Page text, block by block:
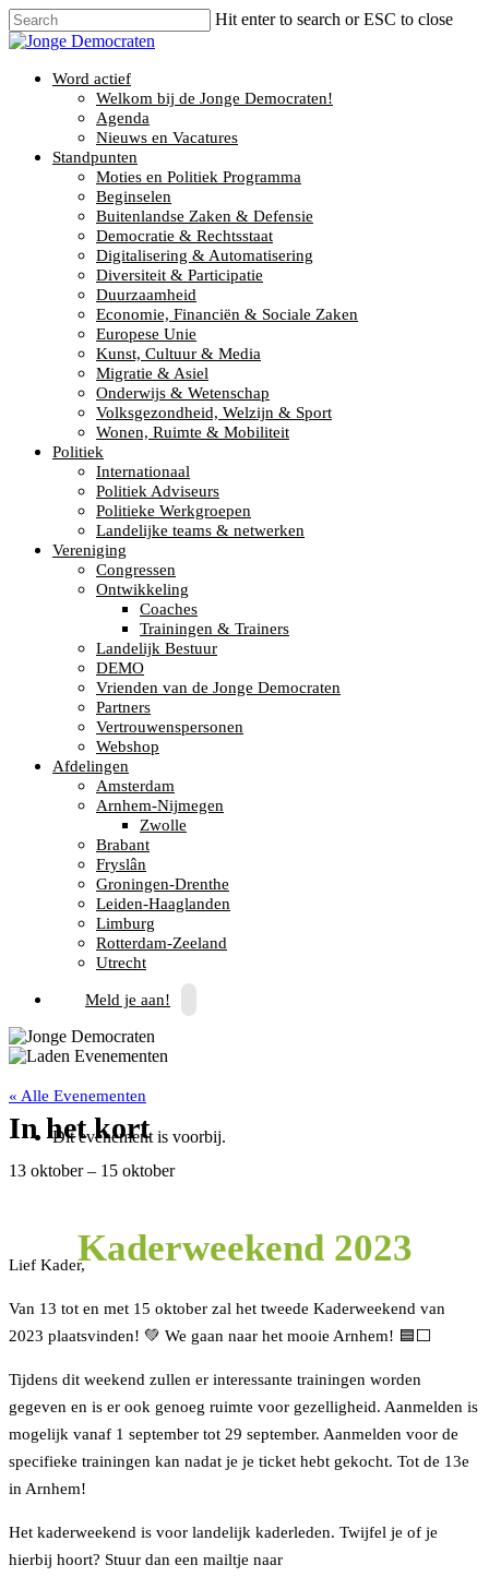
Hit enter to search or ESC to close
Word actief
Welkom bij de Jonge Democraten!
Agenda
Nieuws en Vacatures
Standpunten
Moties en Politiek Programma
Beginselen
Buitenlandse Zaken & Defensie
Democratie & Rechtsstaat
Digitalisering & Automatisering
Diversiteit & Participatie
Duurzaamheid
Economie, Financiën & Sociale Zaken
Europese Unie
Kunst, Cultuur & Media
Migratie & Asiel
Onderwijs & Wetenschap
Volksgezondheid, Welzijn & Sport
Wonen, Ruimte & Mobiliteit
Politiek
Internationaal
Politiek Adviseurs
Politieke Werkgroepen
Landelijke teams & netwerken
Vereniging
Congressen
Ontwikkeling
Coaches
Trainingen & Trainers
Landelijk Bestuur
DEMO
Vrienden van de Jonge Democraten
Partners
Vertrouwenspersonen
Webshop
Afdelingen
Amsterdam
Arnhem-Nijmegen
Zwolle
Brabant
Fryslân
Groningen-Drenthe
Leiden-Haaglanden
Limburg
Rotterdam-Zeeland
Utrecht
Meld je aan!
« Alle Evenementen
Dit evenement is voorbij.
Kaderweekend 2023
In het kort
13 oktober– 15 oktober
Lief Kader,
Van 13 tot en met 15 oktober zal het tweede Kaderweekend van
2023 plaatsvinden! 💚 We gaan naar het mooie Arnhem! 🟦⬜️
Tijdens dit weekend zullen er interessante trainingen worden
gegeven en is er ook genoeg ruimte voor gezelligheid. Aanmelden is
mogelijk vanaf 1 september tot 29 september. Aanmelden voor de
specifieke trainingen kan nadat je je ticket hebt gekocht. Tot de 13e
in Arnhem!
Het kaderweekend is voor landelijk kaderleden. Twijfel je of je
hierbij hoort? Stuur dan een mailtje naar